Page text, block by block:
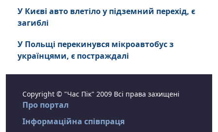
У Києві авто влетіло у підземний перехід, є
загиблі
У Польщі перекинувся мікроавтобус з
українцями, є постраждалі
Copyright © "Час Пік" 2009 Всі права захищені
Про портал
Інформаційна співпраця